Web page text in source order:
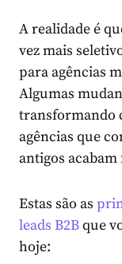
A realidade é
vez mais
para agências
Algumas
transformando
agências que
antigos
Estas são as
leads B2Bque
hoje: